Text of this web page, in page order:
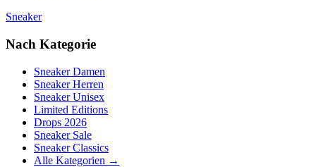
Sneaker
Nach Kategorie
Sneaker Damen
Sneaker Herren
Sneaker Unisex
Limited Editions
Drops 2026
Sneaker Sale
Sneaker Classics
Alle Kategorien →